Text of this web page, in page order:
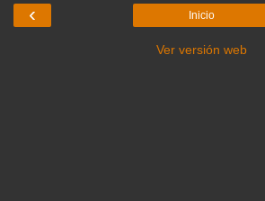
‹ Inicio
Ver versión web